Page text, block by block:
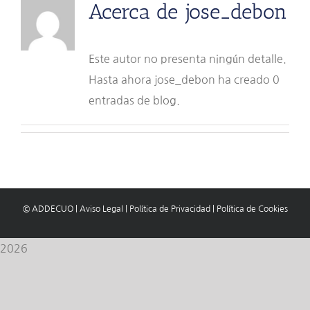
Acerca de jose_debon
Este autor no presenta ningún detalle.
Hasta ahora jose_debon ha creado 0
entradas de blog.
© ADDECUO Aviso Legal Política de Privacidad Política de Cookies
2026